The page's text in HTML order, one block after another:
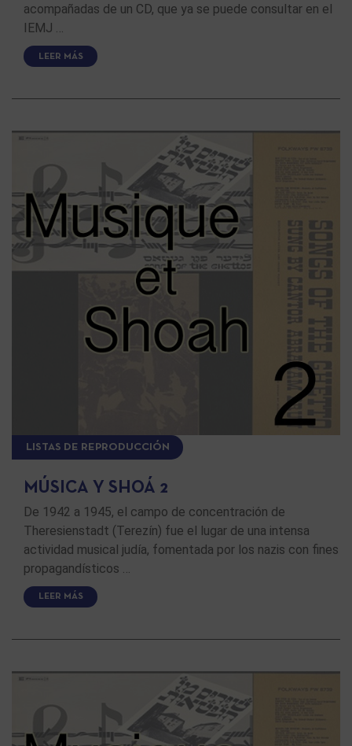
acompañadas de un CD, que ya se puede consultar en el
IEMJ …
LEER MÁS
LISTAS DE REPRODUCCIÓN
MÚSICA Y SHOÁ 2
De 1942 a 1945, el campo de concentración de
Theresienstadt (Terezín) fue el lugar de una intensa
actividad musical judía, fomentada por los nazis con fines
propagandísticos …
LEER MÁS